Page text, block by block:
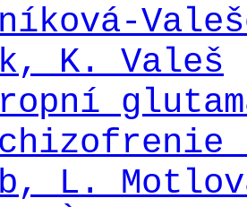
K. Valeš
L.